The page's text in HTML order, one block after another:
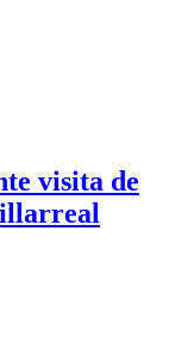
visita de